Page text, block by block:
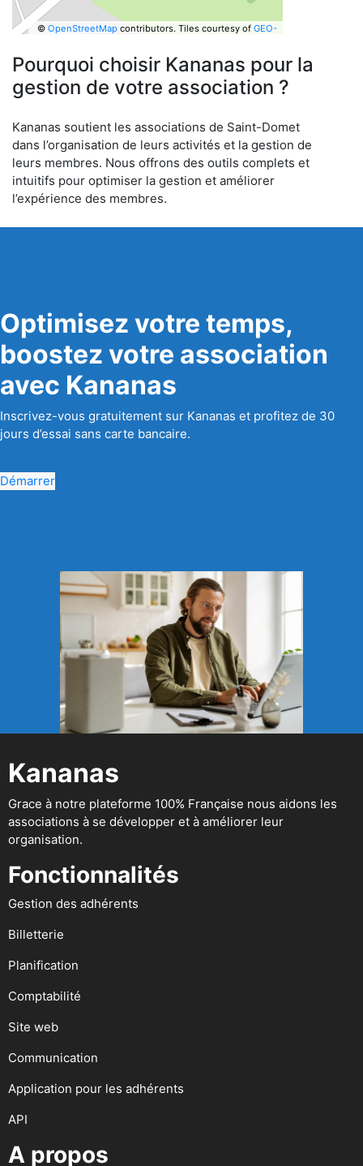
© OpenStreetMapcontributors. Tiles courtesy of GEO-
Pourquoi choisir Kananas pour la
gestion de votre association ?
Kananas soutient les associations de Saint-Domet
dans l’organisation de leurs activités et la gestion de
leurs membres. Nous offrons des outils complets et
intuitifs pour optimiser la gestion et améliorer
l’expérience des membres.
Optimisez votre temps,
boostez votre association
avec Kananas
Inscrivez-vous gratuitement sur Kananas et profitez de 30
jours d’essai sans carte bancaire.
Démarrer
Kananas
Grace à notre plateforme 100% Française nous aidons les
associations à se développer et à améliorer leur
organisation.
Fonctionnalités
Gestion des adhérents
Billetterie
Planification
Comptabilité
Site web
Communication
Application pour les adhérents
API
A propos